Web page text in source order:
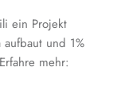
ein Projekt
und 1%
mehr: